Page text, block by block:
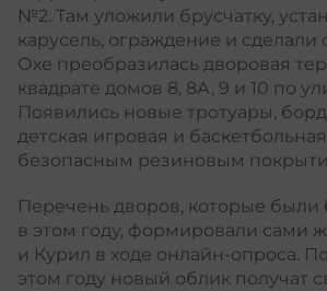
№2. Там уложили брусчатку,
карусель, ограждение и
Охе преобразилась дворовая
квадрате домов 8, 8А, 9 и 10 по
Появились новые тротуары,
детская игровая и
безопасным резиновым
Перечень дворов, которые были
в этом году, формировали сами
и Курил в ходе онлайн-опроса.
этом году новый облик получат